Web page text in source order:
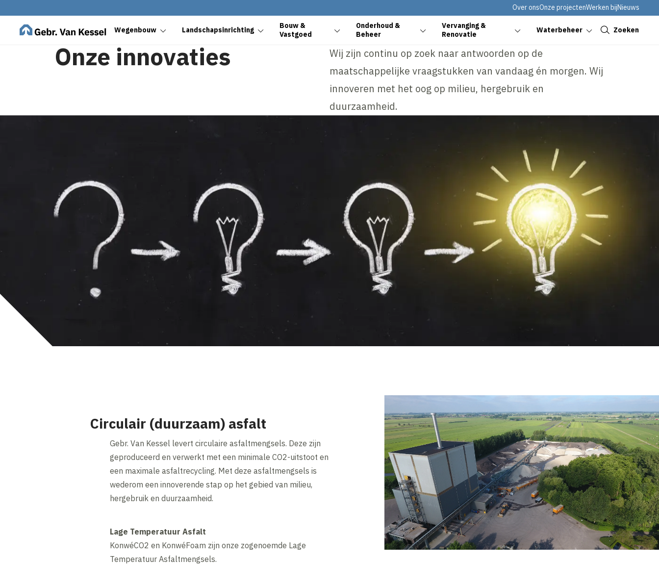
Over onsOnze projectenWerken bijNieuws
Wegenbouw Landschapsinrichting
Bouw &
Vastgoed
Onderhoud &
Beheer
Vervanging &
Renovatie
Waterbeheer Zoeken
Onze innovaties
Wij zijn continu op zoek naar antwoorden op de
maatschappelijke vraagstukken van vandaag én morgen. Wij
innoveren met het oog op milieu, hergebruik en
duurzaamheid.
Circulair (duurzaam) asfalt
Gebr. Van Kessel levert circulaire asfaltmengsels. Deze zijn
geproduceerd en verwerkt met een minimale CO2-uitstoot en
een maximale asfaltrecycling. Met deze asfaltmengsels is
wederom een innoverende stap op het gebied van milieu,
hergebruik en duurzaamheid.
Lage Temperatuur Asfalt
KonwéCO2 en KonwéFoam zijn onze zogenoemde Lage
Temperatuur Asfaltmengsels.
Sluiten